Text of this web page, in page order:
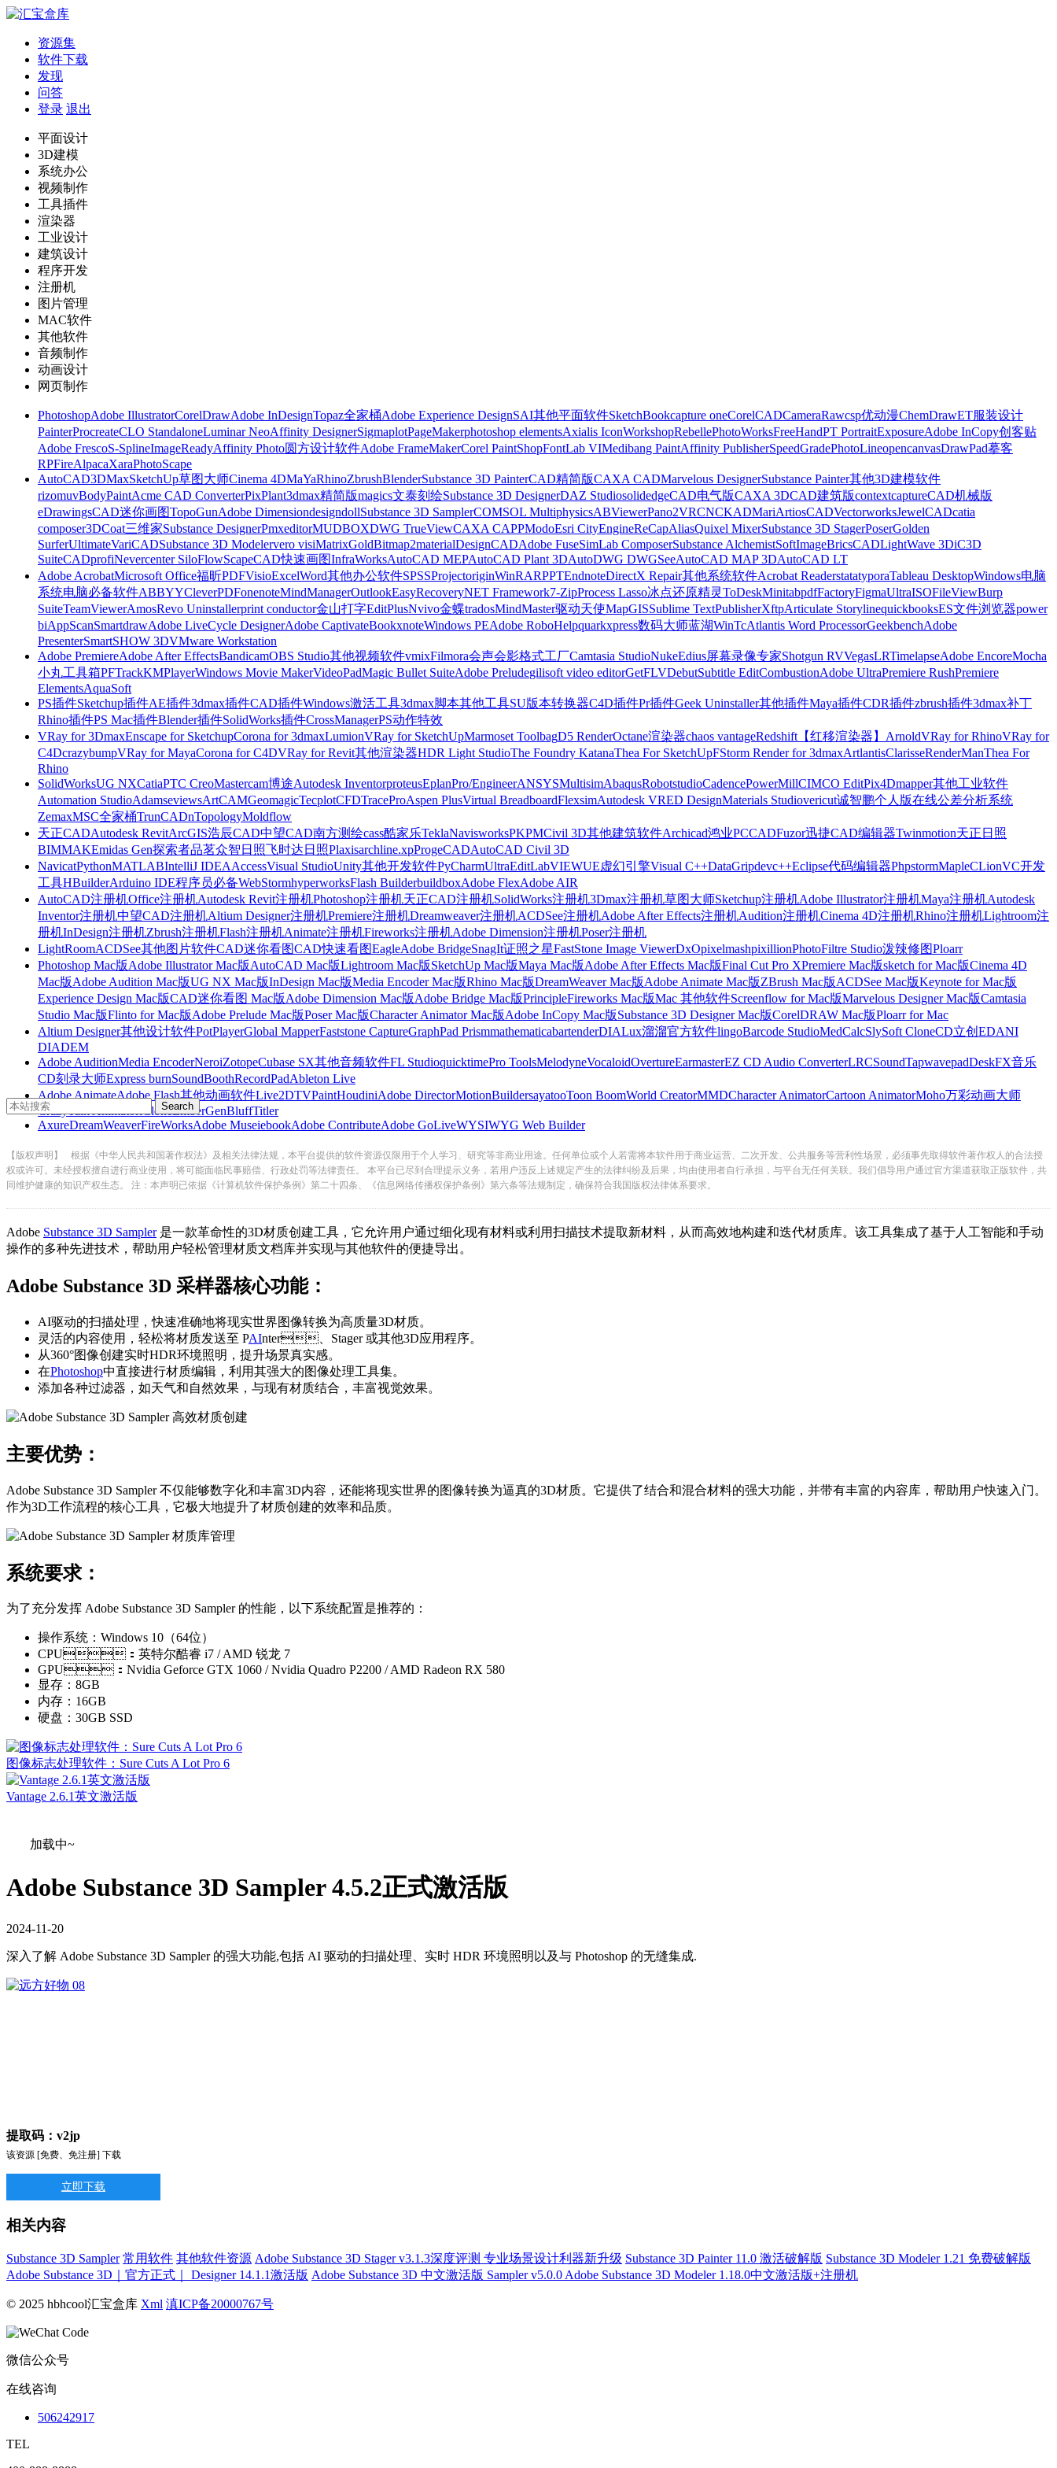
资源集
软件下载
发现
问答
登录 退出
平面设计
3D建模
系统办公
视频制作
工具插件
渲染器
工业设计
建筑设计
程序开发
注册机
图片管理
MAC软件
其他软件
音频制作
动画设计
网页制作
PhotoshopAdobe IllustratorCorelDrawAdobe InDesignTopaz全家桶Adobe Experience DesignSAI其他平面软件SketchBookcapture oneCorelCADCameraRawcsp优动漫ChemDrawET服装设计
PainterProcreateCLO StandaloneLuminar NeoAffinity DesignerSigmaplotPageMakerphotoshop elementsAxialis IconWorkshopRebellePhotoWorksFreeHandPT PortraitExposureAdobe InCopy创客贴
Adobe FrescoS-SplineImageReadyAffinity Photo圆方设计软件Adobe FrameMakerCorel PaintShopFontLab VIMedibang PaintAffinity PublisherSpeedGradePhotoLineopencanvasDrawPad摹客
RPFireAlpacaXaraPhotoScape
AutoCAD3DMaxSketchUp草图大师Cinema 4DMaYaRhinoZbrushBlenderSubstance 3D PainterCAD精简版CAXA CADMarvelous DesignerSubstance Painter其他3D建模软件
rizomuvBodyPaintAcme CAD ConverterPixPlant3dmax精简版magics文泰刻绘Substance 3D DesignerDAZ StudiosolidedgeCAD电气版CAXA 3DCAD建筑版contextcaptureCAD机械版
eDrawingsCAD迷你画图TopoGunAdobe DimensiondesigndollSubstance 3D SamplerCOMSOL MultiphysicsABViewerPano2VRCNCKADMariArtiosCADVectorworksJewelCADcatia
composer3DCoat三维家Substance DesignerPmxeditorMUDBOXDWG TrueViewCAXA CAPPModoEsri CityEngineReCapAliasQuixel MixerSubstance 3D StagerPoserGolden
SurferUltimateVariCADSubstance 3D Modelervero visiMatrixGoldBitmap2materialDesignCADAdobe FuseSimLab ComposerSubstance AlchemistSoftImageBricsCADLightWave 3DiC3D
SuiteCADprofiNevercenter SiloFlowScapeCAD快速画图InfraWorksAutoCAD MEPAutoCAD Plant 3DAutoDWG DWGSeeAutoCAD MAP 3DAutoCAD LT
Adobe AcrobatMicrosoft Office福昕PDFVisioExcelWord其他办公软件SPSSProjectoriginWinRARPPTEndnoteDirectX Repair其他系统软件Acrobat ReaderstatatyporaTableau DesktopWindows电脑
系统电脑必备软件ABBYYCleverPDFonenoteMindManagerOutlookEasyRecoveryNET Framework7-ZipProcess Lasso冰点还原精灵ToDeskMinitabpdfFactoryFigmaUltraISOFileViewBurp
SuiteTeamViewerAmosRevo Uninstallerprint conductor金山打字EditPlusNvivo金蝶tradosMindMaster驱动天使MapGISSublime TextPublisherXftpArticulate StorylinequickbooksES文件浏览器power
biAppScanSmartdrawAdobe LiveCycle DesignerAdobe CaptivateBookxnoteWindows PEAdobe RoboHelpquarkxpress数码大师蓝湖WinTcAtlantis Word ProcessorGeekbenchAdobe
PresenterSmartSHOW 3DVMware Workstation
Adobe PremiereAdobe After EffectsBandicamOBS Studio其他视频软件vmixFilmora会声会影格式工厂Camtasia StudioNukeEdius屏幕录像专家Shotgun RVVegasLRTimelapseAdobe EncoreMocha
小丸工具箱PFTrackKMPlayerWindows Movie MakerVideoPadMagic Bullet SuiteAdobe Preludegilisoft video editorGetFLVDebutSubtitle EditCombustionAdobe UltraPremiere RushPremiere
ElementsAquaSoft
PS插件Sketchup插件AE插件3dmax插件CAD插件Windows激活工具3dmax脚本其他工具SU版本转换器C4D插件Pr插件Geek Uninstaller其他插件Maya插件CDR插件zbrush插件3dmax补丁
Rhino插件PS Mac插件Blender插件SolidWorks插件CrossManagerPS动作特效
VRay for 3DmaxEnscape for SketchupCorona for 3dmaxLumionVRay for SketchUpMarmoset ToolbagD5 RenderOctane渲染器chaos vantageRedshift【红移渲染器】 ArnoldVRay for RhinoVRay for
C4DcrazybumpVRay for MayaCorona for C4DVRay for Revit其他渲染器HDR Light StudioThe Foundry KatanaThea For SketchUpFStorm Render for 3dmaxArtlantisClarisseRenderManThea For
Rhino
SolidWorksUG NXCatiaPTC CreoMastercam博途Autodesk InventorproteusEplanPro/EngineerANSYSMultisimAbaqusRobotstudioCadencePowerMillCIMCO EditPix4Dmapper其他工业软件
Automation StudioAdamseviewsArtCAMGeomagicTecplotCFDTraceProAspen PlusVirtual BreadboardFlexsimAutodesk VRED DesignMaterials Studiovericut诚智鹏个人版在线公差分析系统
ZemaxMSC全家桶TrunCADnTopologyMoldflow
天正CADAutodesk RevitArcGIS浩辰CAD中望CAD南方测绘cass酷家乐TeklaNavisworksPKPMCivil 3D其他建筑软件Archicad鸿业PCCADFuzor迅捷CAD编辑器Twinmotion天正日照
BIMMAKEmidas Gen探索者品茗众智日照飞时达日照Plaxisarchline.xpProgeCADAutoCAD Civil 3D
NavicatPythonMATLABIntelliJ IDEAAccessVisual StudioUnity其他开发软件PyCharmUltraEditLabVIEWUE虚幻引擎Visual C++DataGripdevc++Eclipse代码编辑器PhpstormMapleCLionVC开发
工具HBuilderArduino IDE程序员必备WebStormhyperworksFlash BuilderbuildboxAdobe FlexAdobe AIR
AutoCAD注册机Office注册机Autodesk Revit注册机Photoshop注册机天正CAD注册机SolidWorks注册机3Dmax注册机草图大师Sketchup注册机Adobe Illustrator注册机Maya注册机Autodesk
Inventor注册机中望CAD注册机Altium Designer注册机Premiere注册机Dreamweaver注册机ACDSee注册机Adobe After Effects注册机Audition注册机Cinema 4D注册机Rhino注册机Lightroom注
册机InDesign注册机Zbrush注册机Flash注册机Animate注册机Fireworks注册机Adobe Dimension注册机Poser注册机
LightRoomACDSee其他图片软件CAD迷你看图CAD快速看图EagleAdobe BridgeSnagIt证照之星FastStone Image ViewerDxOpixelmashpixillionPhotoFiltre Studio泼辣修图Ploarr
Photoshop Mac版Adobe Illustrator Mac版AutoCAD Mac版Lightroom Mac版SketchUp Mac版Maya Mac版Adobe After Effects Mac版Final Cut Pro XPremiere Mac版sketch for Mac版Cinema 4D
Mac版Adobe Audition Mac版UG NX Mac版InDesign Mac版Media Encoder Mac版Rhino Mac版DreamWeaver Mac版Adobe Animate Mac版ZBrush Mac版ACDSee Mac版Keynote for Mac版
Experience Design Mac版CAD迷你看图 Mac版Adobe Dimension Mac版Adobe Bridge Mac版PrincipleFireworks Mac版Mac 其他软件Screenflow for Mac版Marvelous Designer Mac版Camtasia
Studio Mac版Flinto for Mac版Adobe Prelude Mac版Poser Mac版Character Animator Mac版Adobe InCopy Mac版Substance 3D Designer Mac版CorelDRAW Mac版Ploarr for Mac
Altium Designer其他设计软件PotPlayerGlobal MapperFaststone CaptureGraphPad PrismmathematicabartenderDIALux溜溜官方软件lingoBarcode StudioMedCalcSlySoft CloneCD立创EDANI
DIADEM
Adobe AuditionMedia EncoderNeroiZotopeCubase SX其他音频软件FL StudioquicktimePro ToolsMelodyneVocaloidOvertureEarmasterEZ CD Audio ConverterLRCSoundTapwavepadDeskFX音乐
CD刻录大师Express burnSoundBoothRecordPadAbleton Live
Adobe AnimateAdobe Flash其他动画软件Live2DTVPaintHoudiniAdobe DirectorMotionBuildersayatooToon BoomWorld CreatorMMDCharacter AnimatorCartoon AnimatorMoho万彩动画大师
CrazyTalk AnimatoriCloneEmberGenBluffTitler
AxureDreamWeaverFireWorksAdobe MuseiebookAdobe ContributeAdobe GoLiveWYSIWYG Web Builder
【版权声明】
根据《中华人民共和国著作权法》及相关法律法规，本平台提供的软件资源仅限用于个人学习、研究等非商业用途。任何单位或个人若需将本软件用于商业运营、二次开发、公共服务等营利性场景，必须事先取得软件著作权人的合法授
权或许可。未经授权擅自进行商业使用，将可能面临民事赔偿、行政处罚等法律责任。 本平台已尽到合理提示义务，若用户违反上述规定产生的法律纠纷及后果，均由使用者自行承担，与平台无任何关联。我们倡导用户通过官方渠道获取正版软件，共
同维护健康的知识产权生态。 注：本声明已依据《计算机软件保护条例》第二十四条、《信息网络传播权保护条例》第六条等法规制定，确保符合我国版权法律体系要求。
Adobe Substance 3D Sampler是一款革命性的3D材质创建工具，它允许用户通过细化现有材料或利用扫描技术提取新材料，从而高效地构建和迭代材质库。该工具集成了基于人工智能和手动
操作的多种先进技术，帮助用户轻松管理材质文档库并实现与其他软件的便捷导出。
Adobe Substance 3D 采样器核心功能：
AI驱动的扫描处理，快速准确地将现实世界图像转换为高质量3D材质。
灵活的内容使用，轻松将材质发送至 PAInter、Stager 或其他3D应用程序。
从360°图像创建实时HDR环境照明，提升场景真实感。
在Photoshop中直接进行材质编辑，利用其强大的图像处理工具集。
添加各种过滤器，如天气和自然效果，与现有材质结合，丰富视觉效果。
主要优势：
Adobe Substance 3D Sampler 不仅能够数字化和丰富3D内容，还能将现实世界的图像转换为逼真的3D材质。它提供了结合和混合材料的强大功能，并带有丰富的内容库，帮助用户快速入门。
作为3D工作流程的核心工具，它极大地提升了材质创建的效率和品质。
系统要求：
为了充分发挥 Adobe Substance 3D Sampler 的性能，以下系统配置是推荐的：
操作系统：Windows 10（64位）
CPU：英特尔酷睿 i7 / AMD 锐龙 7
GPU：Nvidia Geforce GTX 1060 / Nvidia Quadro P2200 / AMD Radeon RX 580
显存：8GB
内存：16GB
硬盘：30GB SSD
图像标志处理软件：Sure Cuts A Lot Pro 6
Vantage 2.6.1英文激活版
加载中~
Adobe Substance 3D Sampler 4.5.2正式激活版
2024-11-20
深入了解 Adobe Substance 3D Sampler 的强大功能,包括 AI 驱动的扫描处理、实时 HDR 环境照明以及与 Photoshop 的无缝集成.
提取码：v2jp
该资源 [免费、免注册] 下载
立即下载
相关内容
Substance 3D Sampler 常用软件 其他软件资源 Adobe Substance 3D Stager v3.1.3深度评测 专业场景设计利器新升级 Substance 3D Painter 11.0 激活破解版 Substance 3D Modeler 1.21 免费破解版
Adobe Substance 3D｜官方正式｜ Designer 14.1.1激活版 Adobe Substance 3D 中文激活版 Sampler v5.0.0 Adobe Substance 3D Modeler 1.18.0中文激活版+注册机
© 2025 hbhcool汇宝盒库 Xml 滇ICP备20000767号
微信公众号
在线咨询
506242917
TEL